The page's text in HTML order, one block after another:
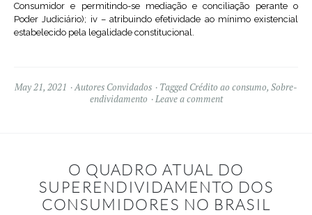
Consumidor e permitindo-se mediação e conciliação perante o
Poder Judiciário); iv – atribuindo efetividade ao mínimo existencial
estabelecido pela legalidade constitucional.
May 21, 2021 Autores Convidados Tagged Crédito ao consumo, Sobre-
endividamento
Leave a comment
O QUADRO ATUAL DO
SUPERENDIVIDAMENTO DOS
CONSUMIDORES NO BRASIL